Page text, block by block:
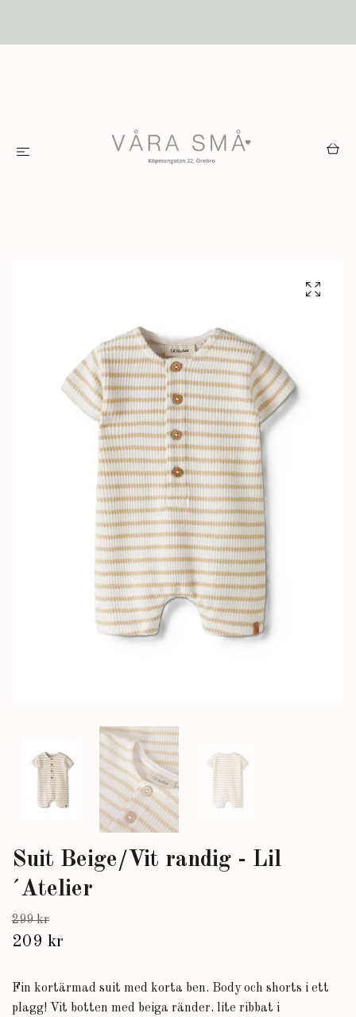
Suit Beige/Vit randig - Lil
´Atelier
299 kr
209 kr
Fin kortärmad suit med korta ben. Body och shorts i ett
plagg! Vit botten med beiga ränder. lite ribbat i